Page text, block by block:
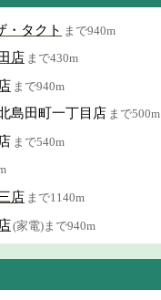
・タクト まで940m
店 まで430m
まで940m
島田町一丁目店 まで500m
まで540m
店 まで1140m
(家電)まで940m